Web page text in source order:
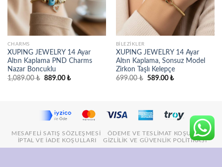
CHARMS
XUPING JEWELRY 14 Ayar
Altın Kaplama PND Charms
Nazar Boncuklu
1,089.00₺ Orijinal
889.00 ₺Şu
BILEZIKLER
XUPING JEWELRY 14 Ayar
Altın Kaplama, Sonsuz Model
Zirkon Taşlı Kelepçe
699.00₺ Orijinal
589.00 ₺Şu
MESAFELI SATIŞ SÖZLEŞMESI
ÖDEME VE TESLIMAT KOŞULLARI
İPTAL VE İADE KOŞULLARI
GIZLILIK VE GÜVENLIK POLITIKASI